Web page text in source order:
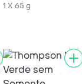
1 X 65 g